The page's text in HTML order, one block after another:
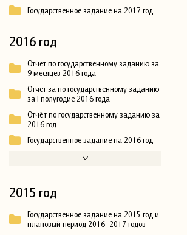
Государственное задание на 2017 год
2016 год
Отчет по государственному заданию за
9 месяцев 2016 года
Отчет за по государственному заданию
за I полугодие 2016 года
Отчёт по государственному заданию за
2016 год
Государственное задание на 2016 год
2015 год
Государственное задание на 2015 год и
плановый период 2016–2017 годов